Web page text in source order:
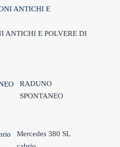
ANTICHI E POLVERE DI
RADUNO
SPONTANEO
Mercedes 380 SL